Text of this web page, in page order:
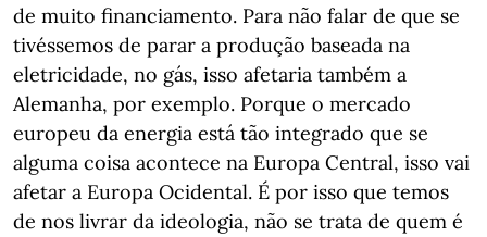
de muito financiamento. Para não falar de que se
tivéssemos de parar a produção baseada na
eletricidade, no gás, isso afetaria também a
Alemanha, por exemplo. Porque o mercado
europeu da energia está tão integrado que se
alguma coisa acontece na Europa Central, isso vai
afetar a Europa Ocidental. É por isso que temos
de nos livrar da ideologia, não se trata de quem é